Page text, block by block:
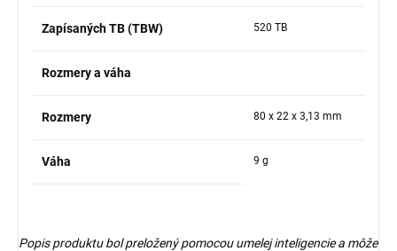
Zapísaných TB (TBW) 520 TB
Rozmery a váha
Rozmery 80 x 22 x 3,13 mm
Váha 9 g
Popis produktu bol preložený pomocou umelej inteligencie a môže